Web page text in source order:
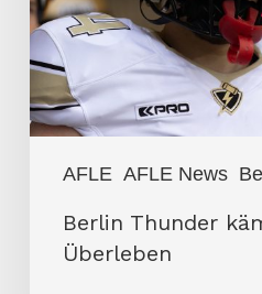
AFLE AFLE News
Berlin Thunder
Überleben